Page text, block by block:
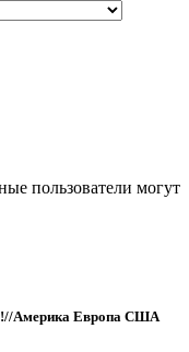
пользователи могут
Америка Европа США